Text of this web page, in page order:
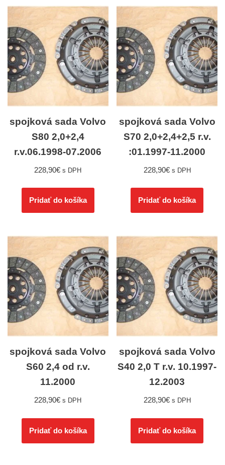
spojková sada Volvo
S80 2,0+2,4
r.v.06.1998-07.2006
228,90€ s DPH
Pridať do košíka
spojková sada Volvo
S70 2,0+2,4+2,5 r.v.
:01.1997-11.2000
228,90€ s DPH
Pridať do košíka
spojková sada Volvo
S60 2,4 od r.v.
11.2000
228,90€ s DPH
Pridať do košíka
spojková sada Volvo
S40 2,0 T r.v. 10.1997-
12.2003
228,90€ s DPH
Pridať do košíka